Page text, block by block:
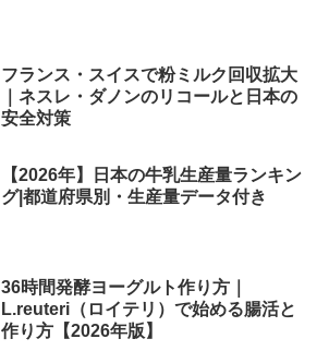
フランス・スイスで粉ミルク回収拡大
｜ネスレ・ダノンのリコールと日本の
安全対策
【2026年】日本の牛乳生産量ランキン
グ|都道府県別・生産量データ付き
36時間発酵ヨーグルト作り方｜
L.reuteri（ロイテリ）で始める腸活と
作り方【2026年版】